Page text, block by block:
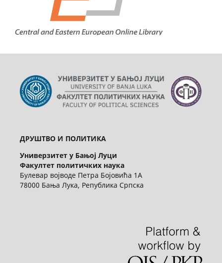
ДРУШТВО И ПОЛИТИКА
Универзитет у Бањој Луци
Факултет политичких наука
Булевар војводе Петра Бојовића 1А
78000 Бања Лука, Република Српска